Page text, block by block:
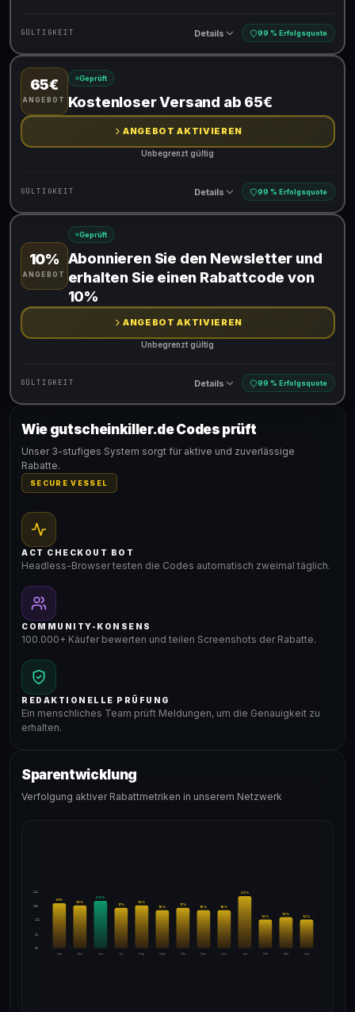
GÜLTIGKEIT Details 99 % Erfolgsquote
Gültig für teilnehmende Produkte
65€
ANGEBOT
Geprüft
Kostenloser Versand ab 65€
ANGEBOT AKTIVIEREN
Unbegrenzt gültig
GÜLTIGKEIT Details 99 % Erfolgsquote
Gültig für teilnehmende Produkte
10%
ANGEBOT
Geprüft
Abonnieren Sie den Newsletter und
erhalten Sie einen Rabattcode von
10%
ANGEBOT AKTIVIEREN
Unbegrenzt gültig
GÜLTIGKEIT Details 99 % Erfolgsquote
Gültig für teilnehmende Produkte
Wie gutscheinkiller.de Codes prüft
Unser 3-stufiges System sorgt für aktive und zuverlässige
Rabatte.
SECURE VESSEL
ACT CHECKOUT BOT
Headless-Browser testen die Codes automatisch zweimal täglich.
COMMUNITY-KONSENS
100.000+ Käufer bewerten und teilen Screenshots der Rabatte.
REDAKTIONELLE PRÜFUNG
Ein menschliches Team prüft Meldungen, um die Genauigkeit zu
erhalten.
Sparentwicklung
Verfolgung aktiver Rabattmetriken in unserem Netzwerk
24%
18%
12%
6%
0%
Apr
19%
Mai
18%
Jun
20%
Jul
17%
Aug
18%
Sep
16%
Okt
17%
Nov
16%
Dez
16%
Jan
22%
Feb
12%
Mär
13%
Apr
12%